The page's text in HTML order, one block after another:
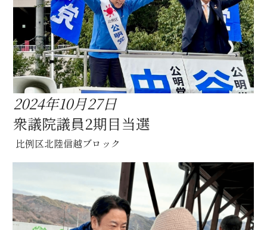
2024年10月27日
衆議院議員2期目当選
比例区北陸信越ブロック